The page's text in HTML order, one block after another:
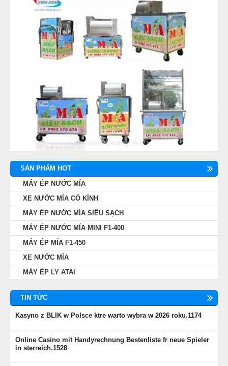
SẢN PHẨM HOT
MÁY ÉP NƯỚC MÍA
XE NƯỚC MÍA CÓ KÍNH
MÁY ÉP NƯỚC MÍA SIÊU SẠCH
MÁY ÉP NƯỚC MÍA MINI F1-400
MÁY ÉP MÍA F1-450
XE NƯỚC MÍA
MÁY ÉP LY ATAI
TIN TỨC
Kasyno z BLIK w Polsce ktre warto wybra w 2026 roku.1174
Online Casino mit Handyrechnung Bestenliste fr neue Spieler
in sterreich.1528